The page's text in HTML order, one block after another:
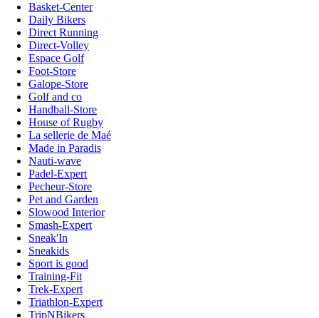
Basket-Center
Daily Bikers
Direct Running
Direct-Volley
Espace Golf
Foot-Store
Galope-Store
Golf and co
Handball-Store
House of Rugby
La sellerie de Maé
Made in Paradis
Nauti-wave
Padel-Expert
Pecheur-Store
Pet and Garden
Slowood Interior
Smash-Expert
Sneak'In
Sneakids
Sport is good
Training-Fit
Trek-Expert
Triathlon-Expert
TripNBikers